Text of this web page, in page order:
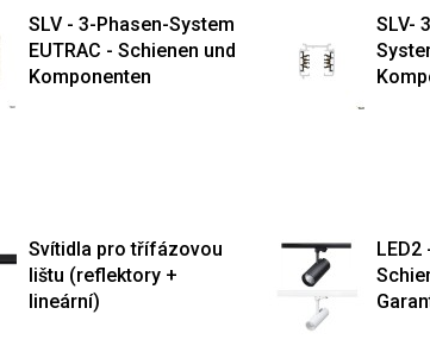
SLV - 3-Phasen-System
EUTRAC - Schienen und
Komponenten
SLV-
Svítidla pro třífázovou
lištu (reflektory +
lineární)
LED2